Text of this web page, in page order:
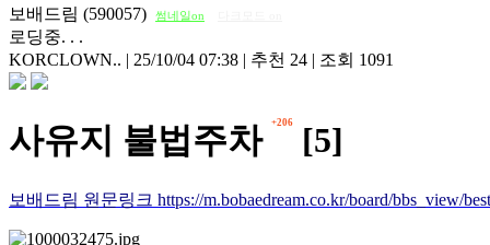
보배드림 (590057) 썸네일on
로딩중. . .
KORCLOWN.. | 25/10/04 07:38 | 추천 24 | 조회 1091
사유지 불법주차 +206 [5]
보배드림 원문링크 https://m.bobaedream.co.kr/board/bbs_view/